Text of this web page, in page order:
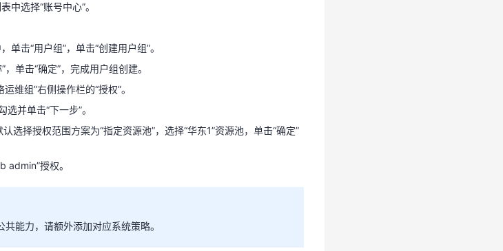
admin”授权。
共能力，请额外添加对应系统策略。
击“用户”，单击“创建用户”。
户信息”。如需一次创建多个用户，可以单击“添加用户”进行批量创
中选择“账号中心”。
击“用户组”，单击“创建用户组”。
单击“确定”，完成用户组创建。
维组”右侧操作栏的“授权”。
并单击“下一步”。
选择授权范围方案为“指定资源池”，选择“华东1”资源池，单击“确定”
admin”授权。
能力，请额外添加对应系统策略。